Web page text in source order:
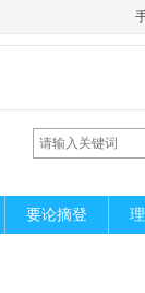
要论摘登